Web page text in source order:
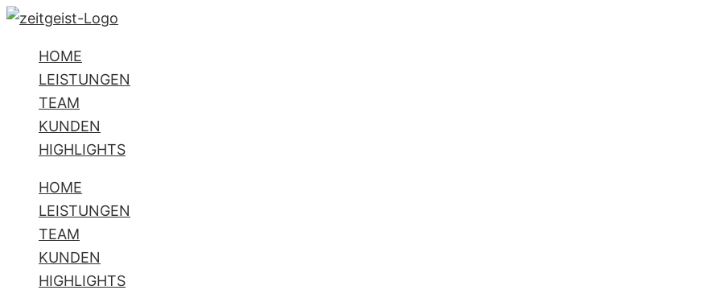
Zum
springen
HOME
LEISTUNGEN
TEAM
KUNDEN
HIGHLIGHTS
HOME
LEISTUNGEN
TEAM
KUNDEN
HIGHLIGHTS
FlyoutName*
E-
Adresse*
Website